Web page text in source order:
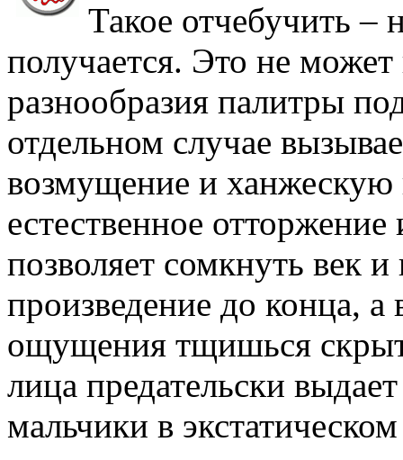
Такое отчебучить –
получается. Это не может
разнообразия палитры
отдельном случае
возмущение и
естественное
позволяет сомкнуть век
произведение до конца,
ощущения тщишься
лица предательски
мальчики в